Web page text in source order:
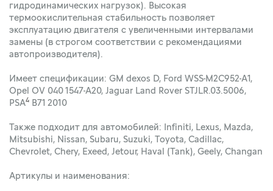
гидродинамических нагрузок). Высокая
термоокислительная стабильность позволяет
эксплуатацию двигателя с увеличенными интервалами
замены (в строгом соответствии с рекомендациями
автопроизводителя).
Имеет спецификации: GM dexos D, Ford WSS-M2C952-A1,
Opel OV 040 1547-A20, Jaguar Land Rover STJLR.03.5006,
PSA4 B71 2010
Также подходит для автомобилей: Infiniti, Lexus, Mazda,
Mitsubishi, Nissan, Subaru, Suzuki, Toyota, Cadillac,
Chevrolet, Chery, Exeed, Jetour, Haval (Tank), Geely, Changan
Артикулы и наименования: